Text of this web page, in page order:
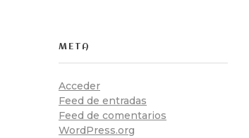
META
Acceder
Feed de entradas
Feed de comentarios
WordPress.org